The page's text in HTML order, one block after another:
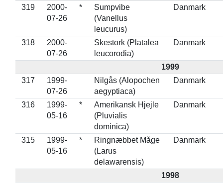
319
2000-
07-26
*
Sumpvibe
(Vanellus
leucurus)
Danmark
318
2000-
07-26
Skestork (Platalea
leucorodia)
Danmark
1999
317
1999-
07-26
Nilgås (Alopochen
aegyptiaca)
Danmark
316
1999-
05-16
*
Amerikansk Hjejle
(Pluvialis
dominica)
Danmark
315
1999-
05-16
*
Ringnæbbet Måge
(Larus
delawarensis)
Danmark
1998